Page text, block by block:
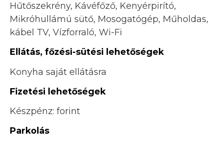
Hűtőszekrény, Kávéfőző, Kenyérpirító,
Mikróhullámú sütő, Mosogatógép, Műholdas,
kábel TV, Vízforraló, Wi-Fi
Ellátás, főzési-sütési lehetőségek
Konyha saját ellátásra
Fizetési lehetőségek
Készpénz: forint
Parkolás